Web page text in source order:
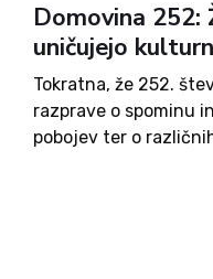
Domovina 252:
uničujejo
Tokratna, že 252.
razprave o spominu
pobojev ter o